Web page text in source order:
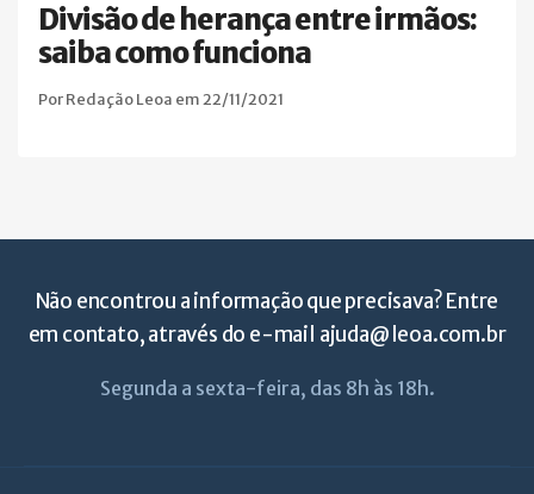
Divisão de herança entre irmãos:
saiba como funciona
Por Redação Leoa em 22/11/2021
Não encontrou a informação que precisava? Entre
em contato, através do e-mail ajuda@leoa.com.br
Segunda a sexta-feira, das 8h às 18h.